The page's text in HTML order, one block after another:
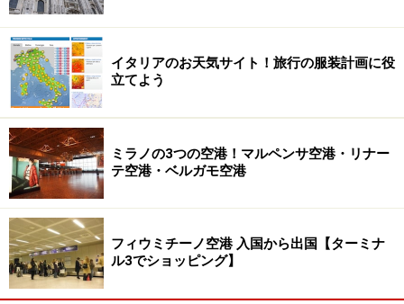
【編集部おすすめの購入サイト】
Amazonでイタリアの旅行ガイドをチェック！
楽天市場でイタリア関連の書籍をチェック！
イタリアのお天気サイト！旅行の服装計画に役
立てよう
ミラノの3つの空港！マルペンサ空港・リナー
テ空港・ベルガモ空港
フィウミチーノ空港 入国から出国【ターミナ
ル3でショッピング】